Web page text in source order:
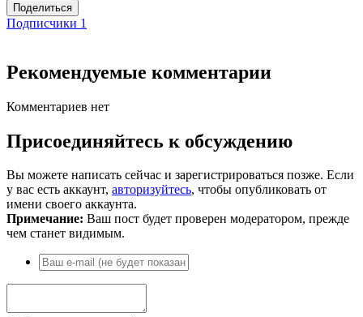
Поделиться
Подписчики 1
Рекомендуемые комментарии
Комментариев нет
Присоединяйтесь к обсуждению
Вы можете написать сейчас и зарегистрироваться позже. Если
у вас есть аккаунт, авторизуйтесь, чтобы опубликовать от
имени своего аккаунта.
Примечание: Ваш пост будет проверен модератором, прежде
чем станет видимым.